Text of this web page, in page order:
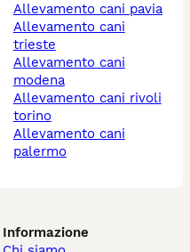
allevamento cani pavia
allevamento cani
trieste
allevamento cani
modena
allevamento cani rivoli
torino
allevamento cani
palermo
Informazione